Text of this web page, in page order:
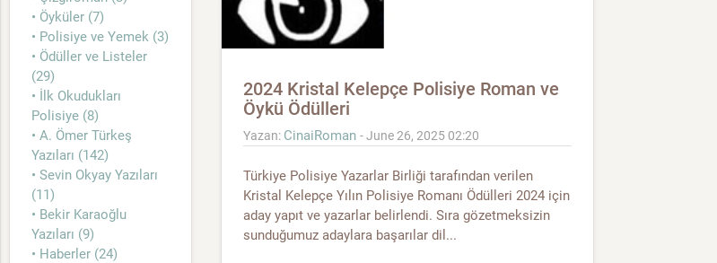
• Öyküler (7)
• Polisiye ve Yemek (3)
• Ödüller ve Listeler
(29)
• İlk Okudukları
Polisiye (8)
• A. Ömer Türkeş
Yazıları (142)
• Sevin Okyay Yazıları
(11)
• Bekir Karaoğlu
Yazıları (9)
• Haberler (24)
2024 Kristal Kelepçe Polisiye Roman ve
Öykü Ödülleri
Yazan: CinaiRoman - June 26, 2025 02:20
Türkiye Polisiye Yazarlar Birliği tarafından verilen
Kristal Kelepçe Yılın Polisiye Romanı Ödülleri 2024 için
aday yapıt ve yazarlar belirlendi. Sıra gözetmeksizin
sunduğumuz adaylara başarılar dil...